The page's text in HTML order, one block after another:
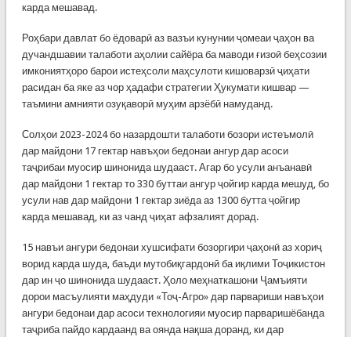
карда мешавад.
Роҳбари давлат бо ёдоварӣ аз вазъи кунунии ҷомеаи ҷаҳон ва
дучандшавии талаботи аҳолии сайёра ба маводи ғизоӣ беҳсозии
имкониятҳоро барои истеҳсоли маҳсулоти кишоварзӣ ҷиҳати
расидан ба яке аз чор ҳадафи стратегии Ҳукумати кишвар —
таъмини амнияти озуқаворӣ муҳим арзёбӣ намуданд.
Солҳои 2023-2024 бо назардошти талаботи бозори истеъмолӣ
дар майдони 17 гектар навъҳои бедонаи ангур дар асоси
таҷрибаи муосир шинонида шудааст. Агар бо усули анъанавӣ
дар майдони 1 гектар то 330 буттаи ангур ҷойгир карда мешуд, бо
усули нав дар майдони 1 гектар зиёда аз 1300 бутта ҷойгир
карда мешавад, ки аз чанд ҷиҳат афзалият дорад.
15 навъи ангури бедонаи хушсифати бозоргири ҷаҳонӣ аз хориҷ
ворид карда шуда, баъди мутобиқгардонӣ ба иқлими Тоҷикистон
дар ин ҷо шинонида шудааст. Ҳоло меҳнаткашони Ҷамъияти
дорои масъулияти маҳдуди «Тоҷ-Агро» дар парвариши навъҳои
ангури бедонаи дар асоси технологияи муосир парваришёбанда
таҷриба пайдо кардаанд ва оянда нақша доранд, ки дар